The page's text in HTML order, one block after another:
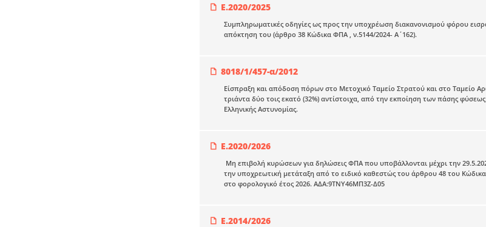
Ε.2020/2025
Συμπληρωματικές οδηγίες ως προς την υποχρέωση διακανονισμού φόρου
απόκτηση του (άρθρο 38 Κώδικα ΦΠΑ , ν.5144/2024- Α΄162).
8018/1/457-α/2012
Είσπραξη και απόδοση πόρων στο Μετοχικό Ταμείο Στρατού και στο Ταμείο
τριάντα δύο τοις εκατό (32%) αντίστοιχα, από την εκποίηση των πάσης
Ελληνικής Αστυνομίας.
Ε.2020/2026
Μη επιβολή κυρώσεων για δηλώσεις ΦΠΑ που υποβάλλονται μέχρι την
την υποχρεωτική μετάταξη από το ειδικό καθεστώς του άρθρου 48 του
στο φορολογικό έτος 2026. ΑΔΑ:9ΤΝΥ46ΜΠ3Ζ-Δ05
Ε.2014/2026